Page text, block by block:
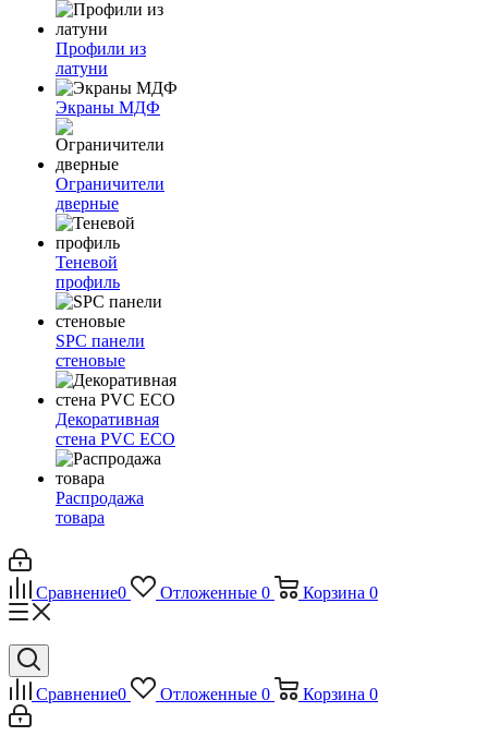
Профили из
латуни
Экраны МДФ
Ограничители
дверные
Теневой
профиль
SPC панели
стеновые
Декоративная
стена PVC ECO
Распродажа
товара
Сравнение0 Отложенные 0 Корзина 0
Сравнение0 Отложенные 0 Корзина 0